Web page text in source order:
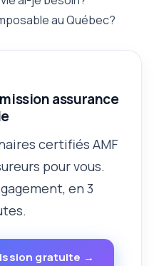
au Québec?
assurance
certifiés AMF
pour vous.
en 3
gratuite →